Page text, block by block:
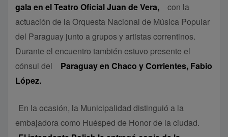
gala en el Teatro Oficial Juan de Vera,
con la
actuación de la Orquesta Nacional de Música Popular
del Paraguay junto a grupos y artistas correntinos.
Durante el encuentro también estuvo presente el
cónsul del
Paraguay en Chaco y Corrientes, Fabio
López.
En la ocasión, la Municipalidad distinguió a la
embajadora como Huésped de Honor de la ciudad.